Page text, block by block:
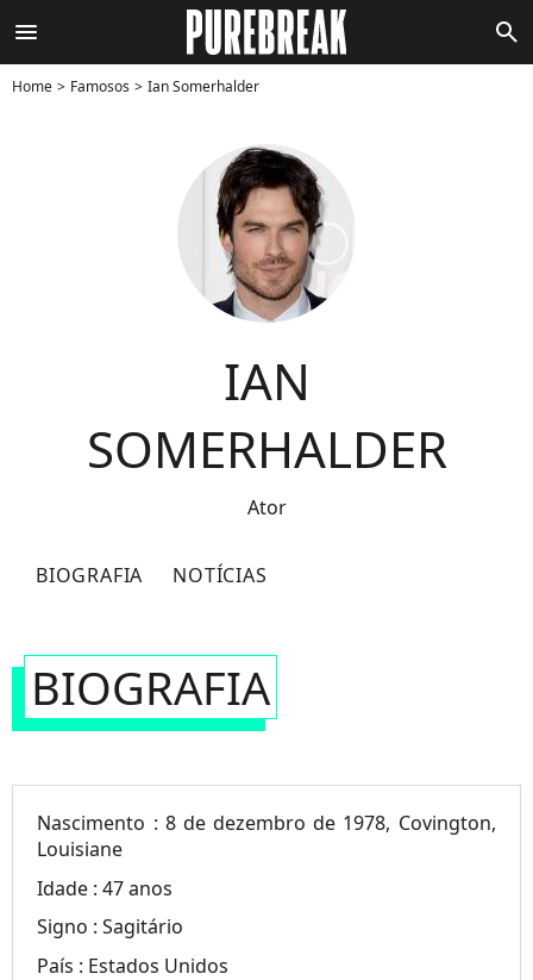
menu search
Home Famosos Ian Somerhalder
IAN
SOMERHALDER
Ator
BIOGRAFIA NOTÍCIAS
BIOGRAFIA
Nascimento : 8 de dezembro de 1978, Covington,
Louisiane
Idade :47 anos
Signo :Sagitário
País : Estados Unidos